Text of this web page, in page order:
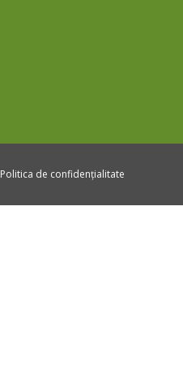
Politica de confidențialitate